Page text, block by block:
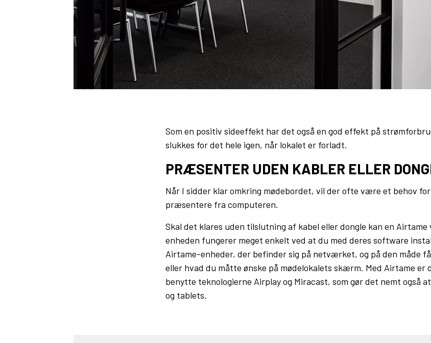
Som en positiv sideeffekt har det også en god effekt på
slukkes for det hele igen, når lokalet er forladt.
PRÆSENTER UDEN KABLER ELLER
Når I sidder klar omkring mødebordet, vil der ofte være et behov
præsentere fra computeren.
Skal det klares uden tilslutning af kabel eller dongle kan en
enheden fungerer meget enkelt ved at du med deres software
Airtame-enheder, der befinder sig på netværket, og på den måde
eller hvad du måtte ønske på mødelokalets skærm. Med Airtame er
benytte teknologierne Airplay og Miracast, som gør det nemt også
og tablets.